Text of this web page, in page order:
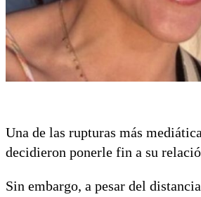
Una de las rupturas más
decidieron ponerle fin a su
Sin embargo, a pesar del